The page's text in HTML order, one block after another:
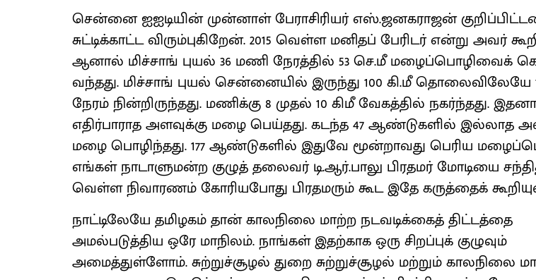
சென்னை ஐஐடியின் முன்னாள் பேராசிரியர் எஸ்.ஜனகராஜன்
சுட்டிக்காட்ட விரும்புகிறேன். 2015 வெள்ள மனிதப் பேரிடர் என்று அவர்
ஆனால் மிச்சாங் புயல் 36 மணி நேரத்தில் 53 செ.மீ மழைப்பொழிவைக்
வந்தது. மிச்சாங் புயல் சென்னையில் இருந்து 100 கி.மீ தொலைவிலேயே
நேரம் நின்றிருந்தது. மணிக்கு 8 முதல் 10 கிமீ வேகத்தில் நகர்ந்தது.
எதிர்பாராத அளவுக்கு மழை பெய்தது. கடந்த 47 ஆண்டுகளில் இல்லாத
மழை பொழிந்தது. 177 ஆண்டுகளில் இதுவே மூன்றாவது பெரிய
எங்கள் நாடாளுமன்ற குழுத் தலைவர் டி.ஆர்.பாலு பிரதமர் மோடியை
வெள்ள நிவாரணம் கோரியபோது பிரதமரும் கூட இதே கருத்தைக்
நாட்டிலேயே தமிழகம் தான் காலநிலை மாற்ற நடவடிக்கைத் திட்டத்தை
அமல்படுத்திய ஒரே மாநிலம். நாங்கள் இதற்காக ஒரு சிறப்புக் குழுவும்
அமைத்துள்ளோம். சுற்றுச்சூழல் துறை சுற்றுச்சூழல் மற்றும் காலநிலை